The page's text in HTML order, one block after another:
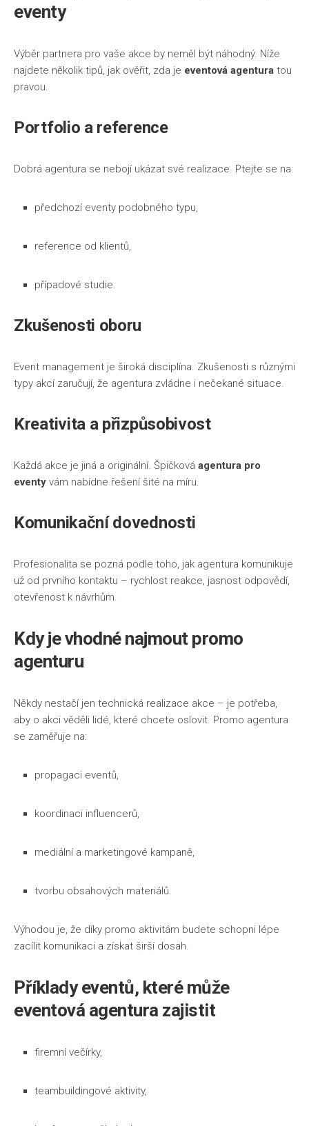
eventy
Výběr partnera pro vaše akce by neměl být náhodný. Níže
najdete několik tipů, jak ověřit, zda je eventová agentura tou
pravou.
Portfolio a reference
Dobrá agentura se nebojí ukázat své realizace. Ptejte se na:
předchozí eventy podobného typu,
reference od klientů,
případové studie.
Zkušenosti oboru
Event management je široká disciplína. Zkušenosti s různými
typy akcí zaručují, že agentura zvládne i nečekané situace.
Kreativita a přizpůsobivost
Každá akce je jiná a originální. Špičková agentura pro
eventy vám nabídne řešení šité na míru.
Komunikační dovednosti
Profesionalita se pozná podle toho, jak agentura komunikuje
už od prvního kontaktu – rychlost reakce, jasnost odpovědí,
otevřenost k návrhům.
Kdy je vhodné najmout promo
agenturu
Někdy nestačí jen technická realizace akce – je potřeba,
aby o akci věděli lidé, které chcete oslovit. Promo agentura
se zaměřuje na:
propagaci eventů,
koordinaci influencerů,
mediální a marketingové kampaně,
tvorbu obsahových materiálů.
Výhodou je, že díky promo aktivitám budete schopni lépe
zacílit komunikaci a získat širší dosah.
Příklady eventů, které může
eventová agentura zajistit
firemní večírky,
teambuildingové aktivity,